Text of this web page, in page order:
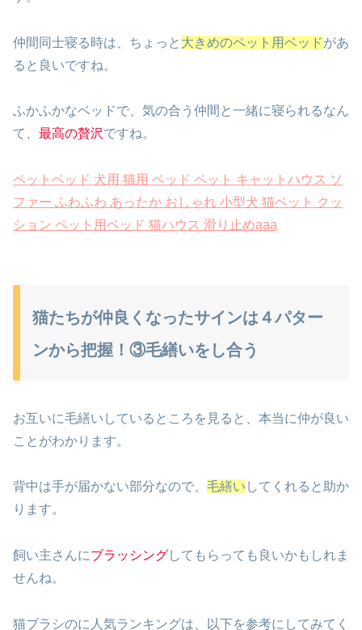
仲間同士寝る時は、ちょっと 大きめのペット用ベッドがあ
ると良いですね。
ふかふかなベッドで、気の合う仲間と一緒に寝られるなん
て、 最高の贅沢ですね。
ペットベッド 犬用 猫用 ベッド ペット キャットハウス ソ
ファー ふわふわ あったか おしゃれ 小型犬 猫ベット クッ
ション ペット用ベッド 猫ハウス 滑り止めaaa
猫たちが仲良くなったサインは４パター
ンから把握！③毛繕いをし合う
お互いに毛繕いしているところを見ると、本当に仲が良い
ことがわかります。
背中は手が届かない部分なので、 毛繕い してくれると助か
ります。
飼い主さんにブラッシングしてもらっても良いかもしれま
せんね。
猫ブラシのに人気ランキングは、以下を参考にしてみてく